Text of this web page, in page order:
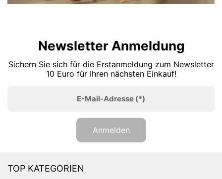
Newsletter Anmeldung
Sichern Sie sich für die Erstanmeldung zum Newsletter
10 Euro für Ihren nächsten Einkauf!
E-Mail-Adresse (*)
Anmelden
TOP KATEGORIEN